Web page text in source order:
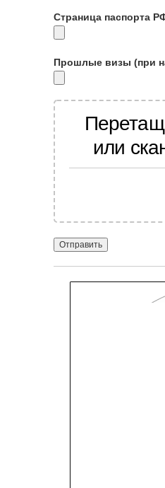
Страница паспорта
Прошлые визы (при
или